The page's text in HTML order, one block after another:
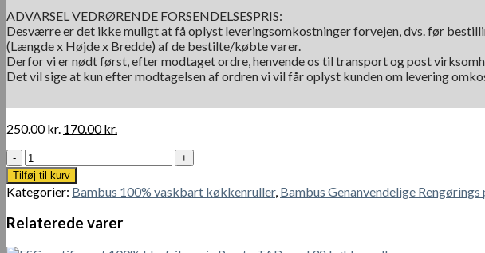
ADVARSEL VEDRØRENDE FORSENDELSESPRIS:
Desværre er det ikke muligt at få oplyst leveringsomkostninger forvejen, dvs. før
(Længde x Højde x Bredde) af de bestilte/købte varer.
Derfor vi er nødt først, efter modtaget ordre, henvende os til transport og post
Det vil sige at kun efter modtagelsen af ordren vi vil får oplyst kunden om levering
250.00kr. Den
var:
250.00 kr..
170.00kr.
170.00 kr..
Kæmpe
vaskbare
genanvendelige
bambus
køkkenpapir
med
Tilføj til kurv
Kategorier: Bambus 100% vaskbart køkkenruller, Bambus Genanvendelige
Relaterede varer